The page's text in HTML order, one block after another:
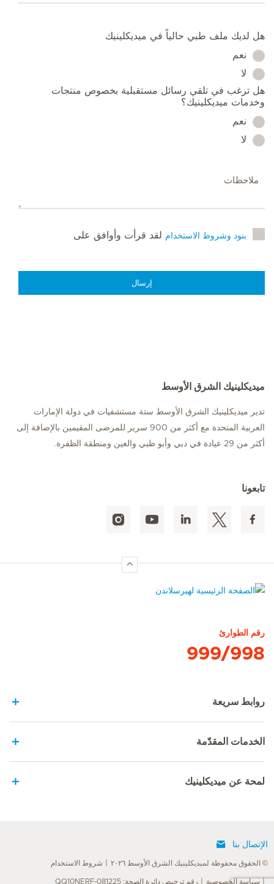
هل لديك ملف طبي حالياً في ميديكلينيك
نعم
لا
هل ترغب في تلقي رسائل مستقبلية بخصوص منتجات
وخدمات ميديكلينيك؟
نعم
لا
بنود وشروط الاستخدام لقد قرأت وأوافق على
إرسال
ميديكلينيك الشرق الأوسط
تدير ميديكلينيك الشرق الأوسط ستة مستشفيات في دولة الإمارات
العربية المتحدة مع أكثر من 900 سرير للمرضى المقيمين بالإضافة إلى
أكثر من 29 عيادة في دبي وأبو ظبي والعين ومنطقة الظفرة.
تابعونا
رقم الطوارئ
999/998
روابط سريعة
الخدمات المقدّمة
لمحة عن ميديكلينيك
الإتصال بنا
© الحقوق محفوظة لميديكلينيك الشرق الأوسط ٢٠٢٦ شروط الاستخدام
سياسة الخصوصية رقم ترخيص دائرة الصحة: QQ10NERF-081225